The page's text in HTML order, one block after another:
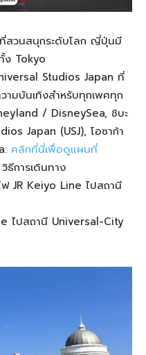
สวนสนุกระดับโลก ญี่ปุ่นมี
ง Tokyo
Studios Japan ที่
ามบันเทิงสำหรับทุกเพศทุก
/ DisneySea, ชิบะ
Japan (USJ), โอซาก้า
คลิกที่นี่เพื่อดูแผนที่
วิธีการเดินทาง
JR Keiyo Line ไปสถานี
ไปสถานี Universal-City